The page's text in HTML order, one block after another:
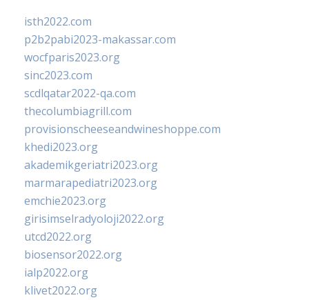
isth2022.com
p2b2pabi2023-makassar.com
wocfparis2023.org
sinc2023.com
scdlqatar2022-qa.com
thecolumbiagrill.com
provisionscheeseandwineshoppe.com
khedi2023.org
akademikgeriatri2023.org
marmarapediatri2023.org
emchie2023.org
girisimselradyoloji2022.org
utcd2022.org
biosensor2022.org
ialp2022.org
klivet2022.org